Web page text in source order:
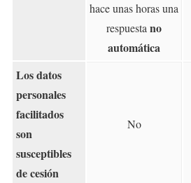
hace unas horas una
respuesta no
automática
Los datos
personales
facilitados
son
susceptibles
de cesión
No